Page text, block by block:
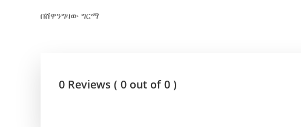
በሸዋንግዛው ግርማ
0 Reviews ( 0 out of 0 )